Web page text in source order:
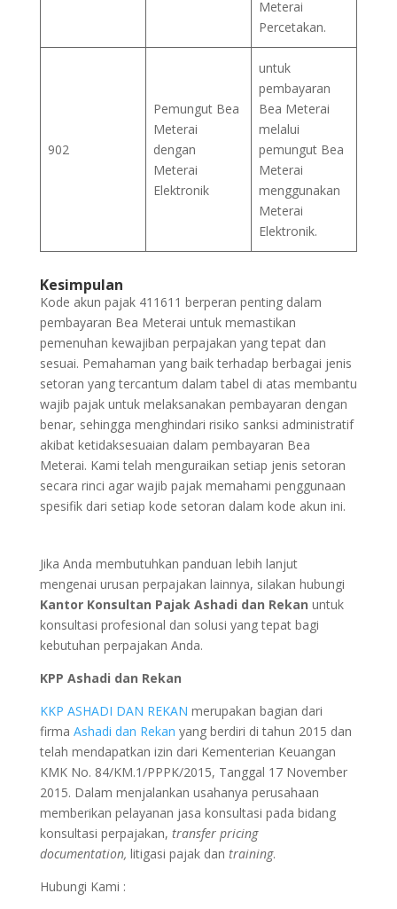
Meterai
Percetakan.
902
Pemungut Bea
Meterai
dengan
Meterai
Elektronik
untuk
pembayaran
Bea Meterai
melalui
pemungut Bea
Meterai
menggunakan
Meterai
Elektronik.
Kesimpulan
Kode akun pajak 411611 berperan penting dalam
pembayaran Bea Meterai untuk memastikan
pemenuhan kewajiban perpajakan yang tepat dan
sesuai. Pemahaman yang baik terhadap berbagai jenis
setoran yang tercantum dalam tabel di atas membantu
wajib pajak untuk melaksanakan pembayaran dengan
benar, sehingga menghindari risiko sanksi administratif
akibat ketidaksesuaian dalam pembayaran Bea
Meterai. Kami telah menguraikan setiap jenis setoran
secara rinci agar wajib pajak memahami penggunaan
spesifik dari setiap kode setoran dalam kode akun ini.
Jika Anda membutuhkan panduan lebih lanjut
mengenai urusan perpajakan lainnya, silakan hubungi
Kantor Konsultan Pajak Ashadi dan Rekan untuk
konsultasi profesional dan solusi yang tepat bagi
kebutuhan perpajakan Anda.
KPP Ashadi dan Rekan
KKP ASHADI DAN REKAN merupakan bagian dari
firma Ashadi dan Rekan yang berdiri di tahun 2015 dan
telah mendapatkan izin dari Kementerian Keuangan
KMK No. 84/KM.1/PPPK/2015, Tanggal 17 November
2015. Dalam menjalankan usahanya perusahaan
memberikan pelayanan jasa konsultasi pada bidang
konsultasi perpajakan, transfer pricing
documentation, litigasi pajak dan training.
Hubungi Kami :